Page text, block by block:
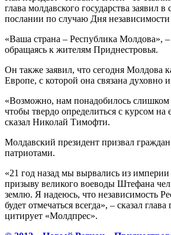
глава молдавского государства заявил
послании по случаю Дня
«Ваша страна – Республика Молдова»,
обращаясь к жителям Приднестровья.
Он также заявил, что сегодня Молдова
Европе, с которой она связана духовно
«Возможно, нам понадобилось
чтобы твердо определиться с курсом
сказал Николай Тимофти.
Молдавский президент призвал граждан
патриотами.
«21 год назад мы вырвались из империи
призыву великого воеводы Штефана
землю. Я надеюсь, что независимость
будет отмечаться всегда», – сказал глава
цитирует «Молдпрес».